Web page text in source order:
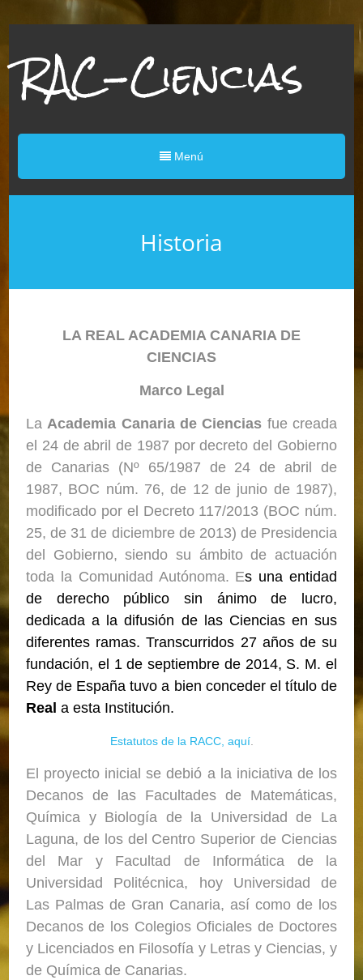
RAC-Ciencias
Menú
Historia
LA REAL ACADEMIA CANARIA DE
CIENCIAS
Marco Legal
LaAcademia Canaria de Ciencias fue creada
el 24 de abril de 1987 por decreto del Gobierno
de Canarias (Nº 65/1987 de 24 de abril de
1987, BOC núm. 76, de 12 de junio de 1987),
modificado por el Decreto 117/2013 (BOC núm.
25, de 31 de diciembre de 2013) de Presidencia
del Gobierno, siendo su ámbito de actuación
toda la Comunidad Autónoma. Es una entidad
de derecho público sin ánimo de lucro,
dedicada a la difusión de las Ciencias en sus
diferentes ramas. Transcurridos 27 años de su
fundación, el 1 de septiembre de 2014, S. M. el
Rey de España tuvo a bien conceder el título de
Real a esta Institución.
Estatutos de la RACC, aquí.
El proyecto inicial se debió a la iniciativa de los
Decanos de las Facultades de Matemáticas,
Química y Biología de la Universidad de La
Laguna, de los del Centro Superior de Ciencias
del Mar y Facultad de Informática de la
Universidad Politécnica, hoy Universidad de
Las Palmas de Gran Canaria, así como de los
Decanos de los Colegios Oficiales de Doctores
y Licenciados en Filosofía y Letras y Ciencias, y
de Química de Canarias.